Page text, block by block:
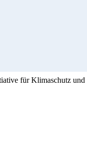
für Klimaschutz